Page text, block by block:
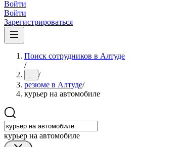
Войти
Войти
Зарегистрироваться
Поиск сотрудников в Алтуде
/
... /
резюме в Алтуде/
курьер на автомобиле
курьер на автомобиле